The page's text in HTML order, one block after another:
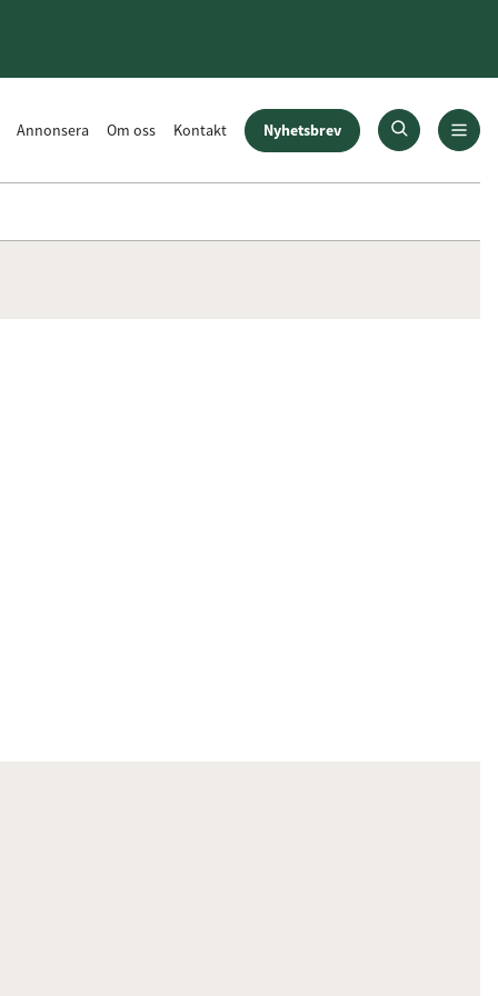
Annonsera Om oss Kontakt Nyhetsbrev